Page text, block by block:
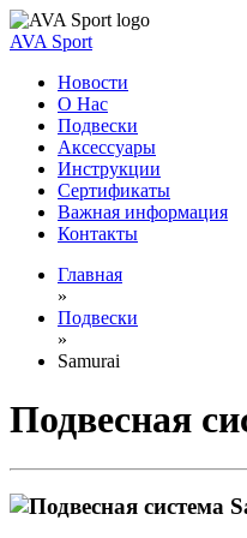
AVA Sport
Новости
О Нас
Подвески
Аксессуары
Инструкции
Сертификаты
Важная информация
Контакты
Главная
»
Подвески
»
Samurai
Подвесная